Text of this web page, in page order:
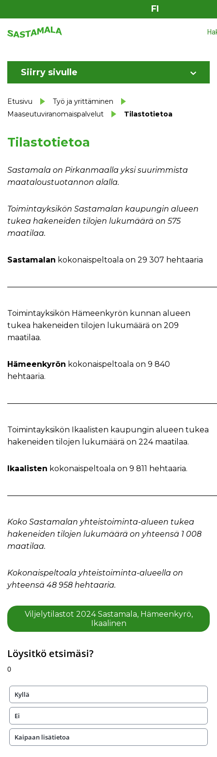
FI
Etusivu
Työ ja yrittäminen
Maaseutuviranomaispalvelut
Tilastotietoa
Siirry sivulle
Tilastotietoa
Sastamala on Pirkanmaalla yksi suurimmista
maataloustuotannon alalla.
Toimintayksikön Sastamalan kaupungin alueen
tukea hakeneiden tilojen lukumäärä on 575
maatilaa.
Sastamalan kokonaispeltoala on 29 307 hehtaaria
Toimintayksikön Hämeenkyrön kunnan alueen
tukea hakeneiden tilojen lukumäärä on 209
maatilaa.
Hämeenkyrön kokonaispeltoala on 9 840
hehtaaria.
Toimintayksikön Ikaalisten kaupungin alueen tukea
hakeneiden tilojen lukumäärä on 224 maatilaa.
Ikaalisten kokonaispeltoala on 9 811 hehtaaria.
Koko Sastamalan yhteistoiminta-alueen tukea
hakeneiden tilojen lukumäärä on yhteensä 1 008
maatilaa.
Kokonaispeltoala yhteistoiminta-alueella on
yhteensä 48 958 hehtaaria.
Viljelytilastot 2024 Sastamala, Hämeenkyrö,
Ikaalinen
Löysitkö etsimäsi?
0
Kyllä
Ei
Kaipaan lisätietoa